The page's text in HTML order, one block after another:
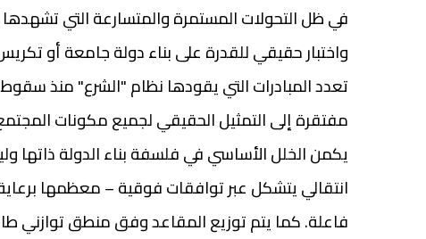
في ظل التحولات المستمرة والمتسارعة التي تشهدها
واختبار حقيقي للقدرة على بناء دولة جامعة أو
تعدد المبادرات التي يقودها نظام "الشرع" منذ
مفتقرة إلى التمثيل الحقيقي لجميع مكونات
يكمن الخلل الأساسي في فلسفة بناء الدولة
انتقالي يتشكل عبر توافقات فوقية – معظمها
فاعلة. كما يتم توزيع المقاعد وفق منطق توازني